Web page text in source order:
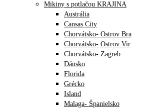
Mikiny s potlačou KRAJINA
Austrália
Cansas City
Chorvátsko- Ostrov Bra
Chorvátsko- Ostrov Vir
Chorvátsko- Zagreb
Dánsko
Florida
Grécko
Island
Malaga- Španielsko